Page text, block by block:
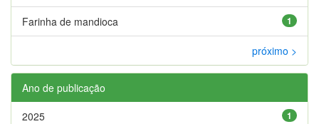
1
Farinha de mandioca
próximo >
Ano de publicação
1
2025